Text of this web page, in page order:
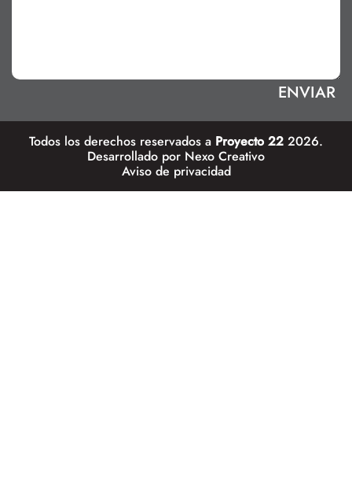
Todos los derechos reservados a Proyecto 22 2026.
Desarrollado por Nexo Creativo
Aviso de privacidad